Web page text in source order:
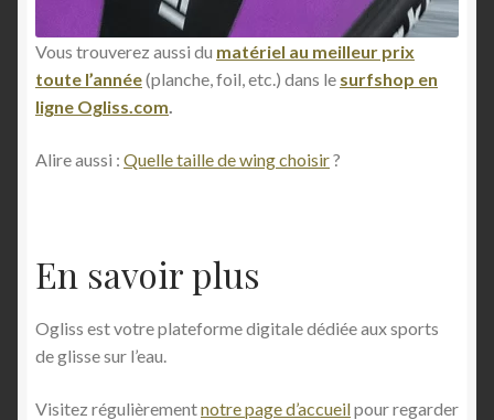
Vous trouverez aussi du matériel au meilleur prix
toute l’année(planche, foil, etc.) dans le surfshop en
ligne Ogliss.com.
Alire aussi : Quelle taille de wing choisir?
En savoir plus
Ogliss est votre plateforme digitale dédiée aux sports
de glisse sur l’eau.
Visitez régulièrementnotre page d’accueilpour regarder